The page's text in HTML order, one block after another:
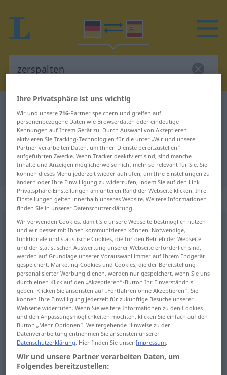
Deutsch-Spanisch Übersetzung für
"zerspalten"
"zerspalten" Spanisch Übersetzung
„zerspalten“: transitives Verb
zerspaltenv/t <ohnege->
Übersicht aller Übersetzungen
(Für mehr Details die Übersetzung anklicken/antippen)
hender, partir
hender zerspalten
partir zerspalten
Ihre Privatsphäre ist uns wichtig
Wir und unsere716-Partner speichern und greifen auf
personenbezogene Daten wie Browserdaten oder eindeutige
Kennungen auf Ihrem Gerät zu. Durch Auswahl von Akzeptieren
aktivieren Sie Tracking-Technologien für die unter „Wir und unsere
Partner verarbeiten Daten, um Ihnen Dienste bereitzustellen“
aufgeführten Zwecke. Wenn Tracker deaktiviert sind, sind manche
Inhalte und Anzeigen möglicherweise nicht mehr so relevant für Sie. Sie
können dieses Menü jederzeit wieder aufrufen, um Ihre Einstellungen zu
ändern oder Ihre Einwilligung zu widerrufen, indem Sie auf den Link
Privatsphäre-Einstellungen am unteren Rand der Webseite klicken. Ihre
Einstellungen gelten innerhalb unseres Website. Weitere Informationen
finden Sie in unserer Datenschutzerklärung.
Wir verwenden Cookies, damit Sie unsere Webseite bestmöglich nutzen
und wir besser mit Ihnen kommunizieren können. Notwendige,
funktionale und statistische Cookies, die für den Betrieb der Webseite
und der statistischen Auswertung unserer Webseite erforderlich sind,
werden auf Grundlage unserer Vorauswahl immer auf Ihrem Endgerät
gespeichert. Marketing-Cookies und Cookies, die der Bereitstellung
personalisierter Werbung dienen, werden nur gespeichert, wenn Sie uns
durch einen Klick auf den „Akzeptieren“-Button Ihr Einverständnis
geben. Klicken Sie ansonsten auf „Fortfahren ohne Akzeptieren“. Sie
können Ihre Einwilligung jederzeit für zukünftige Besuche unserer
Webseite widerrufen. Wenn Sie weitere Informationen zu den Cookies
und den Anpassungsmöglichkeiten möchten, klicken Sie einfach auf den
Button „Mehr Optionen“. Weitergehende Hinweise zu der
Datenverarbeitung entnehmen Sie ansonsten unserer
Datenschutzerklärung. Hier finden Sie unserImpressum.
Wir und unsere Partner verarbeiten Daten, um
Folgendes bereitzustellen: